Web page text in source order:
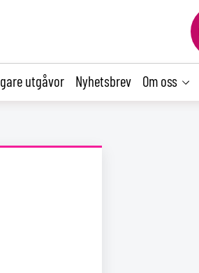
utgåvor Nyhetsbrev Om oss